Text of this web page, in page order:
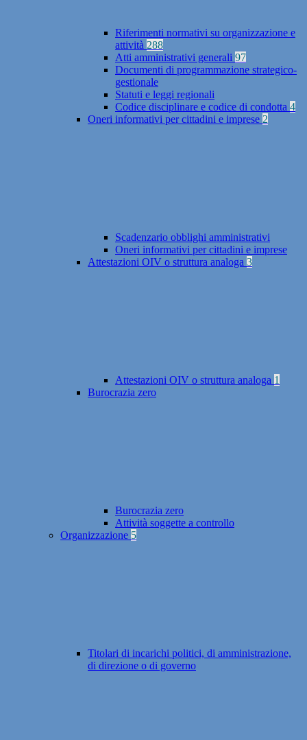
Riferimenti normativi su organizzazione e
attività 288
Atti amministrativi generali 97
Documenti di programmazione strategico-
gestionale
Statuti e leggi regionali
Codice disciplinare e codice di condotta 4
Oneri informativi per cittadini e imprese 2
Scadenzario obblighi amministrativi
Oneri informativi per cittadini e imprese
Attestazioni OIV o struttura analoga 3
Attestazioni OIV o struttura analoga 1
Burocrazia zero
Burocrazia zero
Attività soggette a controllo
Organizzazione 5
Titolari di incarichi politici, di amministrazione,
di direzione o di governo